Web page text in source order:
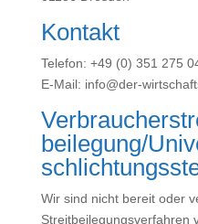
Kontakt
Telefon: +49 (0) 351 275
E-Mail: info@der-
beilegung/
Wir sind nicht bereit oder
Streitbeilegungsverfahren